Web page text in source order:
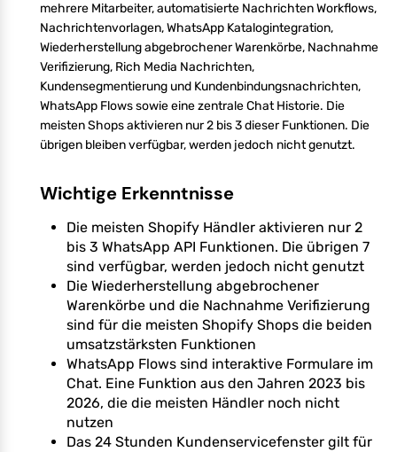
mehrere Mitarbeiter, automatisierte Nachrichten Workflows,
Nachrichtenvorlagen, WhatsApp Katalogintegration,
Wiederherstellung abgebrochener Warenkörbe, Nachnahme
Verifizierung, Rich Media Nachrichten,
Kundensegmentierung und Kundenbindungsnachrichten,
WhatsApp Flows sowie eine zentrale Chat Historie. Die
meisten Shops aktivieren nur 2 bis 3 dieser Funktionen. Die
übrigen bleiben verfügbar, werden jedoch nicht genutzt.
Wichtige Erkenntnisse
Die meisten Shopify Händler aktivieren nur 2
bis 3 WhatsApp API Funktionen. Die übrigen 7
sind verfügbar, werden jedoch nicht genutzt
Die Wiederherstellung abgebrochener
Warenkörbe und die Nachnahme Verifizierung
sind für die meisten Shopify Shops die beiden
umsatzstärksten Funktionen
WhatsApp Flows sind interaktive Formulare im
Chat. Eine Funktion aus den Jahren 2023 bis
2026, die die meisten Händler noch nicht
nutzen
Das 24 Stunden Kundenservicefenster gilt für